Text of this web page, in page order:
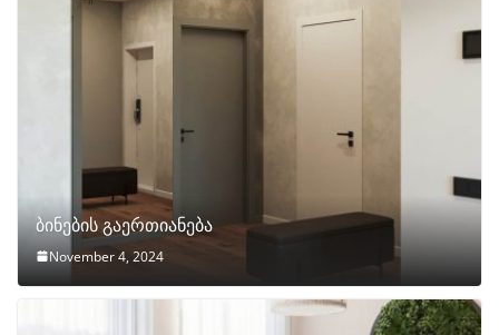
ბინების გაერთიანება
November 4, 2024